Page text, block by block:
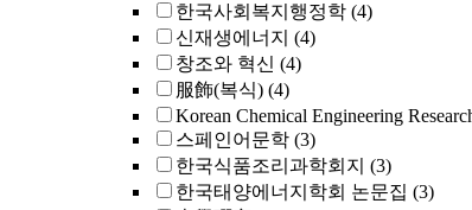
한국사회복지행정학 (4)
신재생에너지 (4)
창조와 혁신 (4)
服飾(복식) (4)
Korean Chemical Engineering
스페인어문학 (3)
한국식품조리과학회지 (3)
한국태양에너지학회 논문집 (3)